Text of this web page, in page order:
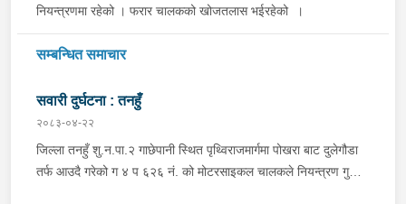
नियन्त्रणमा रहेको । फरार चालकको खोजतलास भईरहेको ।
सम्बन्धित समाचार
सवारी दुर्घटना : तनहुँ
२०८३-०४-२२
जिल्ला तनहुँ शु.न.पा.२ गाछेपानी स्थित पृथ्विराजमार्गमा पोखरा बाट दुलेगौडा
तर्फ आउदै गरेको ग ४ प ६२६ नं. को मोटरसाइकल चालकले नियन्त्रण गुमाइ